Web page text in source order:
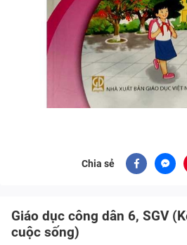
Chia sẻ
Giáo dục công dân 6, SGV
cuộc sống)